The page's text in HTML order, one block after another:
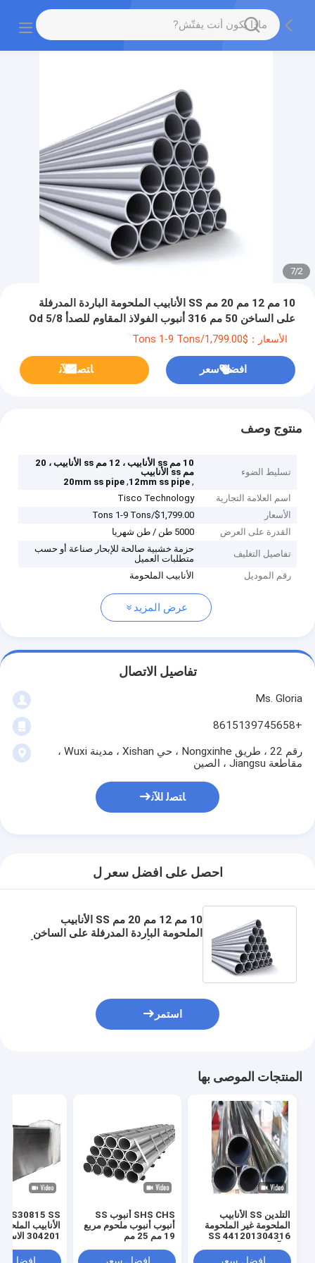
2
/
7
10 مم 12 مم 20 مم SS الأنابيب الملحومة الباردة المدرفلة
على الساخن 50 مم 316 أنبوب الفولاذ المقاوم للصدأ 5/8 Od
الأسعار：$1,799.00/Tons 1-9 Tons
افضل سعر ﺎﺘﺼﻟ ﺍﻶﻧ
منتوج وصف
تسليط الضوء
10 مم ss الأنابيب ، 12 مم ss الأنابيب ، 20
مم ss الأنابيب
,
12mm ss pipe
,
20mm ss pipe
اسم العلامة التجارية
Tisco Technology
الأسعار
$1,799.00/Tons 1-9 Tons
القدرة على العرض
5000 طن / طن شهريا
تفاصيل التغليف
حزمة خشبية صالحة للإبحار صناعة أو حسب
متطلبات العميل
رقم الموديل
الأنابيب الملحومة
عرض المزيد
تفاصيل الاتصال
Ms. Gloria
+8615139745658
رقم 22 ، طريق Nongxinhe ، حي Xishan ، مدينة Wuxi ،
مقاطعة Jiangsu ، الصين
ﺎﺘﺼﻟ ﺍﻶﻧ
احصل على افضل سعر ل
10 مم 12 مم 20 مم SS الأنابيب
الملحومة الباردة المدرفلة على الساخن
استمر
المنتجات الموصى بها
التلدين SS الأنابيب
الملحومة غير الملحومة
441201304316 SS
SHS CHS أنبوب SS
أنبوب أنبوب ملحوم مربع
19 مم 25 مم
S30815 SS
304201
البارد